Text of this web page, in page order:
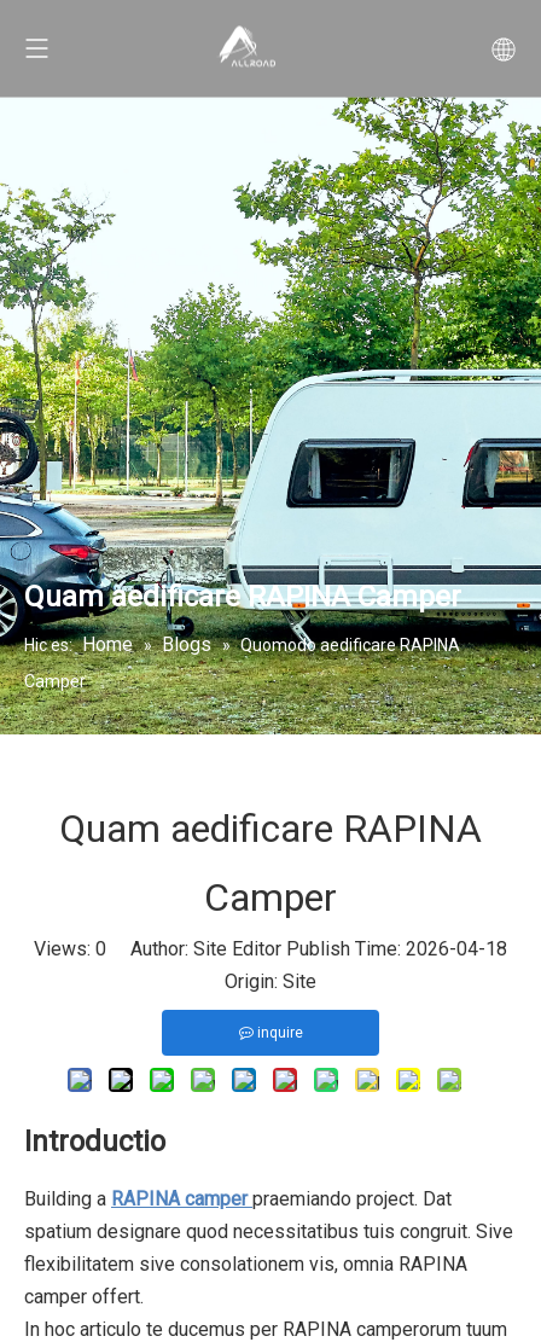
Quam aedificare RAPINA Camper
Hic es: Home » Blogs » Quomodo aedificare RAPINA
Camper
Quam aedificare RAPINA
Camper
Views: 0 Author: Site Editor Publish Time: 2026-04-18
Origin: Site
inquire
Introductio
Building a RAPINA camperpraemiando project. Dat
spatium designare quod necessitatibus tuis congruit. Sive
flexibilitatem sive consolationem vis, omnia RAPINA
camper offert.
In hoc articulo te ducemus per RAPINA camperorum tuum